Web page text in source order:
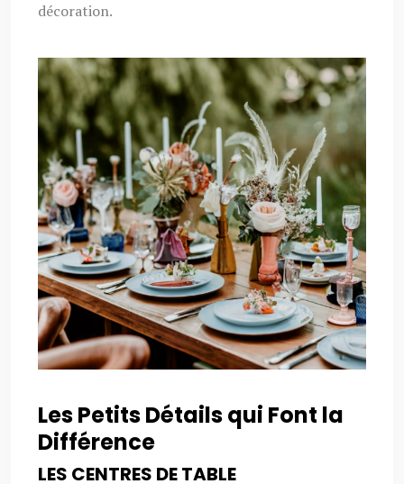
décoration.
Les Petits Détails qui Font la
Différence
LES CENTRES DE TABLE